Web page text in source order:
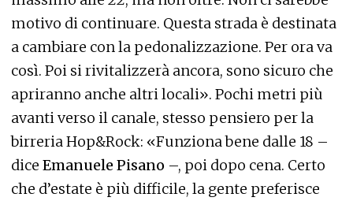
motivo di continuare. Questa strada è destinata
a cambiare con la pedonalizzazione. Per ora va
così. Poi si rivitalizzerà ancora, sono sicuro che
apriranno anche altri locali». Pochi metri più
avanti verso il canale, stesso pensiero per la
birreria Hop&Rock: «Funziona bene dalle 18 –
dice Emanuele Pisano –, poi dopo cena. Certo
che d’estate è più difficile, la gente preferisce